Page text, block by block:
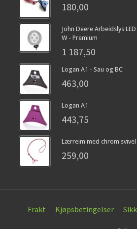
180,00
John Deere Arbeidslys
W - Premium
1 187,50
Logan A1 - Sau og BC
463,00
Logan A1
443,75
Lærreim med chrom svivel
259,00
Frakt Kjøpsbetingelser